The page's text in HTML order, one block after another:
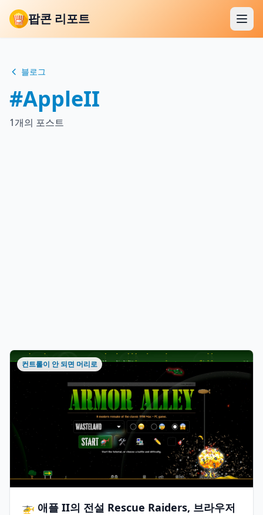
팝콘 리포트
블로그
#AppleII
1개의 포스트
컨트롤이 안 되면 머리로
🚁 애플 II의 전설 Rescue Raiders, 브라우저